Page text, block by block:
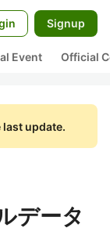
Signup
Event Official
last update.
データ